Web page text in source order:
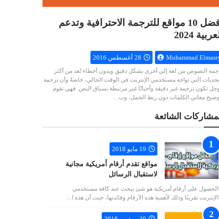
أفضل 10 مواقع للترجمة الاحترافية وتدعم
2024
Muhammad 28 أغسطس 2016
النصوص من لغة إلى أخرى بشكل دقيق وبدون أخطاء تُعد من أكثر
التي تواجه مستخدمي الإنترنت في الوقت الحالي، خاصةً وأن ترجمة
تكون ترجمة غير دقيقة وأحيانًا غير مرتبطة بسياق النص. فهي تقوم
معاني الكلمات دون ربط الجمل، وب…
الشائعة
19 مايو 2018
مواقع تقدم أرقام أمريكية مجانية
لاستقبال الرسائل
الحصول على أرقام أمريكية هو شئ يبحث عنه كافة مستخدمي
الإنترنت تقريبًا وذلك لأهمية هذه الأرقام وفائدتها، حيث أن هذه ا…